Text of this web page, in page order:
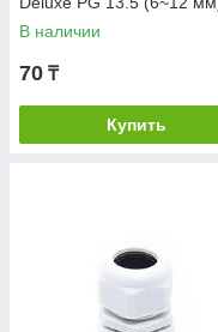
воздействие
Выберите
агрессивных сред
нержавеющей стали
защиты.
В наличии
70 ₸
Купить